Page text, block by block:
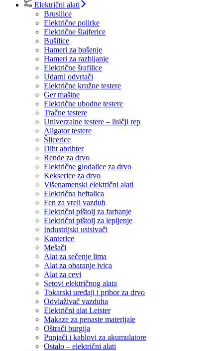
Električni alati
Brusilice
Električne polirke
Električne šlajferice
Bušilice
Hameri za bušenje
Hameri za razbijanje
Električne šrafilice
Udarni odvrtači
Električne kružne testere
Ger mašine
Električne ubodne testere
Tračne testere
Univerzalne testere – lisičji rep
Aligator testere
Šlicerice
Diht abrihter
Rende za drvo
Električne glodalice za drvo
Kekserice za drvo
Višenamenski električni alati
Električna heftalica
Fen za vreli vazduh
Električni pištolj za farbanje
Električni pištolj za lepljenje
Industrijski usisivači
Kanterice
Mešači
Alat za sečenje lima
Alat za obaranje ivica
Alat za cevi
Setovi električnog alata
Tokarski uređaji i pribor za drvo
Odvlaživač vazduha
Električni alat Leister
Makaze za penaste materijale
Oštrači burgija
Punjači i kablovi za akumulatore
Ostalo – električni alati